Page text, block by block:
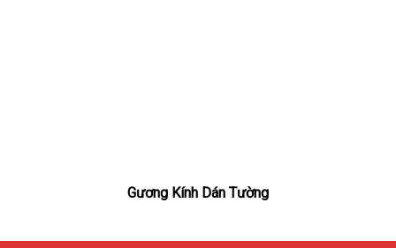
Gương Kính Dán Tường